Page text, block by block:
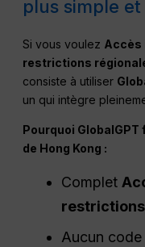
plus simple
Si vous voulez Accès
restrictions
consiste à utiliser
un qui intègre
Pourquoi
de Hong Kong :
Complet
Aucun